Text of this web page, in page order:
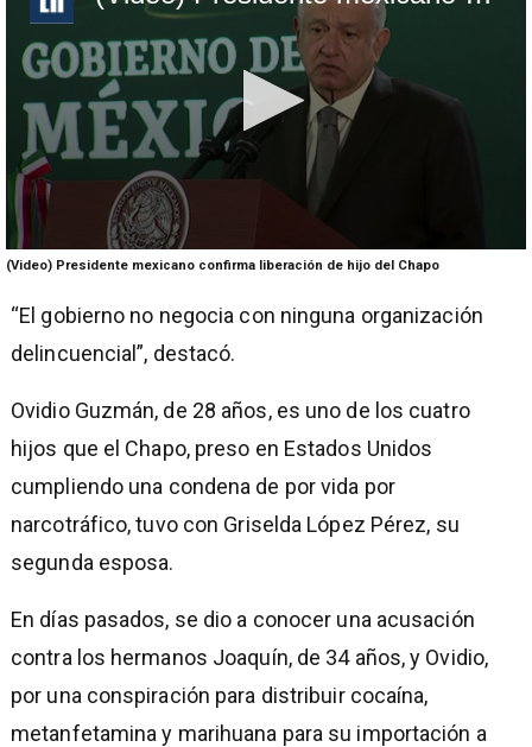
0
seconds
30
seconds
(Video) Presidente mexicano confirma liberación de hijo del Chapo
“El gobierno no negocia con ninguna organización
delincuencial”, destacó.
Ovidio Guzmán, de 28 años, es uno de los cuatro
hijos que el Chapo, preso en Estados Unidos
cumpliendo una condena de por vida por
narcotráfico, tuvo con Griselda López Pérez, su
segunda esposa.
En días pasados, se dio a conocer una acusación
contra los hermanos Joaquín, de 34 años, y Ovidio,
por una conspiración para distribuir cocaína,
metanfetamina y marihuana para su importación a